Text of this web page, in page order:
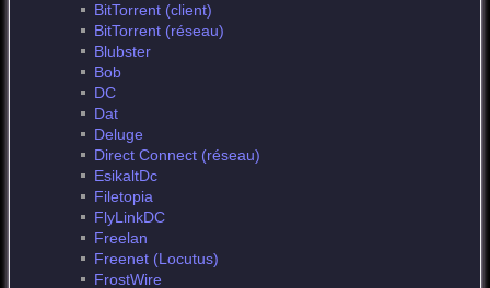
BitTorrent (client)
BitTorrent (réseau)
Blubster
Bob
DC
Dat
Deluge
Direct Connect (réseau)
EsikaltDc
Filetopia
FlyLinkDC
Freelan
Freenet (Locutus)
FrostWire